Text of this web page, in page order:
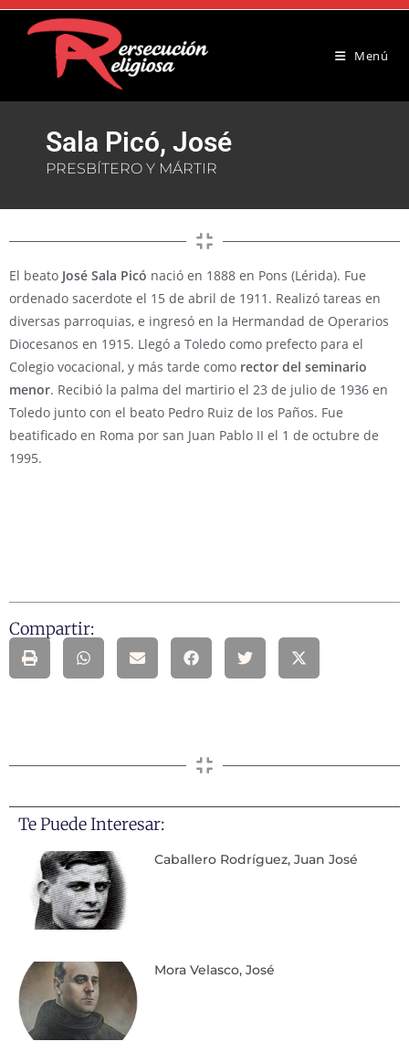
Menú
Sala Picó, José
PRESBÍTERO Y MÁRTIR
El beato José Sala Picó nació en 1888 en Pons (Lérida). Fue
ordenado sacerdote el 15 de abril de 1911. Realizó tareas en
diversas parroquias, e ingresó en la Hermandad de Operarios
Diocesanos en 1915. Llegó a Toledo como prefecto para el
Colegio vocacional, y más tarde como rector del seminario
menor. Recibió la palma del martirio el 23 de julio de 1936 en
Toledo junto con el beato Pedro Ruiz de los Paños. Fue
beatificado en Roma por san Juan Pablo II el 1 de octubre de
1995.
Compartir:
Te Puede Interesar:
Caballero Rodríguez, Juan José
Mora Velasco, José